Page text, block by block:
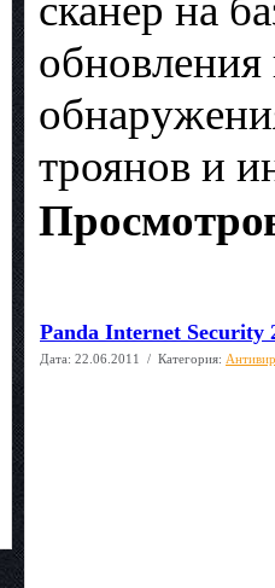
сканер на
троянов и
Panda Internet Security
Дата: 22.06.2011 / Категория: